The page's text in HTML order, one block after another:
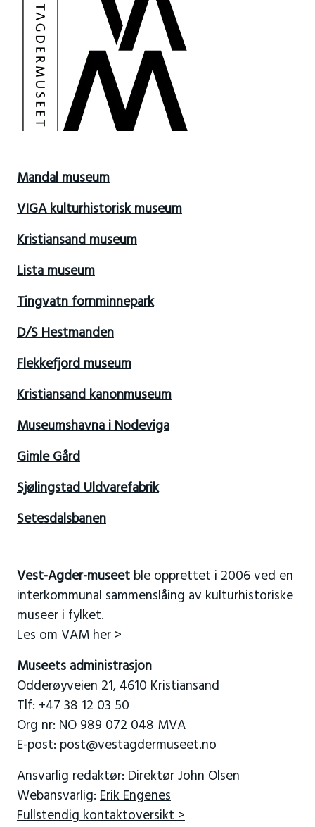
Mandal museum
VIGA kulturhistorisk museum
Kristiansand museum
Lista museum
Tingvatn fornminnepark
D/S Hestmanden
Flekkefjord museum
Kristiansand kanonmuseum
Museumshavna i Nodeviga
Gimle Gård
Sjølingstad Uldvarefabrik
Setesdalsbanen
Vest-Agder-museetble opprettet i 2006 ved en
interkommunal sammenslåing av kulturhistoriske
museer i fylket.
Les om VAM her >
Museets administrasjon
Odderøyveien 21, 4610 Kristiansand
Tlf: +47 38 12 03 50
Org nr: NO 989 072 048 MVA
E-post: post@vestagdermuseet.no
Ansvarlig redaktør: Direktør John Olsen
Webansvarlig: Erik Engenes
Fullstendig kontaktoversikt >